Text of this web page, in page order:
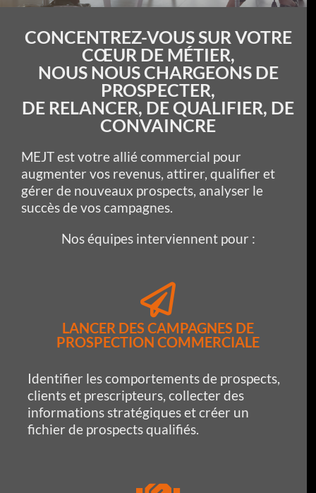
CONCENTREZ-VOUS SUR VOTRE
CŒUR DE MÉTIER,
NOUS NOUS CHARGEONS DE
PROSPECTER,
DE RELANCER, DE QUALIFIER, DE
CONVAINCRE
MEJT est votre allié commercial pour
augmenter vos revenus, attirer, qualifier et
gérer de nouveaux prospects, analyser le
succès de vos campagnes.
Nos équipes interviennent pour :
LANCER DES CAMPAGNES DE
PROSPECTION COMMERCIALE
Identifier les comportements de prospects,
clients et prescripteurs, collecter des
informations stratégiques et créer un
fichier de prospects qualifiés.